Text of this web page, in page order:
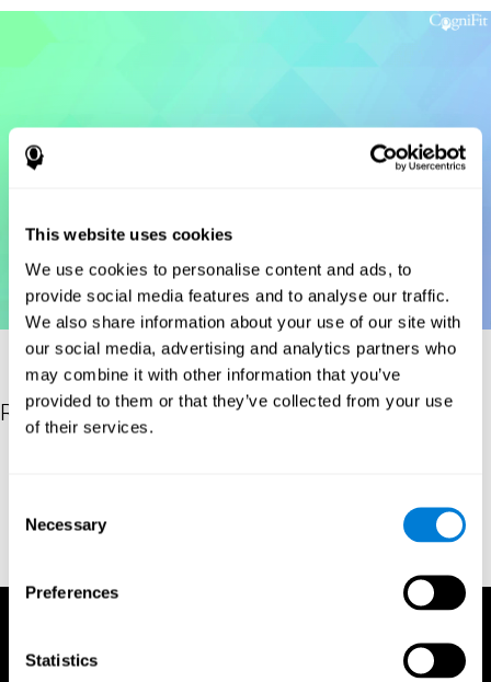
This website uses cookies
We use cookies to personalise content and ads, to
provide social media features and to analyse our traffic.
We also share information about your use of our site with
our social media, advertising and analytics partners who
may combine it with other information that you’ve
provided to them or that they’ve collected from your use
of their services.
Selection
Necessary
Preferences
Statistics
Références
Korkman, M., Kirk, U., & Kemp, S (1998b). Manual for the NEPSY.